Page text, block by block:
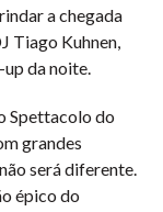
a chegada
Tiago Kuhnen,
da noite.
Spettacolo do
grandes
será diferente.
épico do